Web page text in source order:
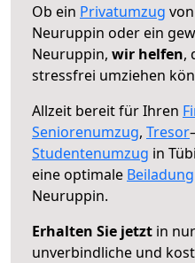
Ob ein Privatumzug
Neuruppin oder ein
Neuruppin, wir helfen,
stressfrei umziehen
Allzeit bereit für Ihren
Seniorenumzug, Tresor
Studentenumzug in
eine optimale Beiladung
Neuruppin.
Erhalten Sie jetzt in
unverbindliche und